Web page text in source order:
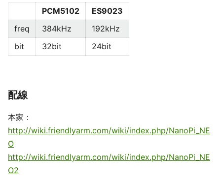
PCM5102
ES9023
freq
384kHz
192kHz
bit
32bit 24bit
配線
本家：
http://wiki.friendlyarm.com/wiki/index.php/NanoPi_NE
O
http://wiki.friendlyarm.com/wiki/index.php/NanoPi_NE
O2